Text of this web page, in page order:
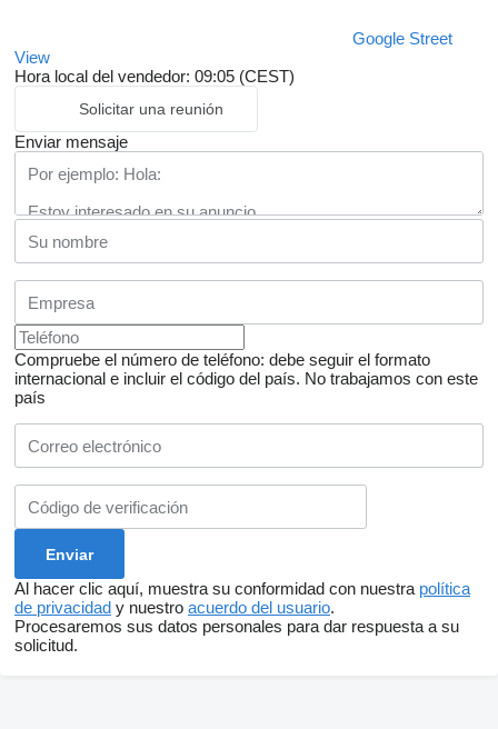
Google Street
View
Hora local del vendedor: 09:05 (CEST)
Solicitar una reunión
Enviar mensaje
Compruebe el número de teléfono: debe seguir el formato
internacional e incluir el código del país. No trabajamos con este
país
Al hacer clic aquí, muestra su conformidad con nuestra política
de privacidad y nuestro acuerdo del usuario.
Procesaremos sus datos personales para dar respuesta a su
solicitud.